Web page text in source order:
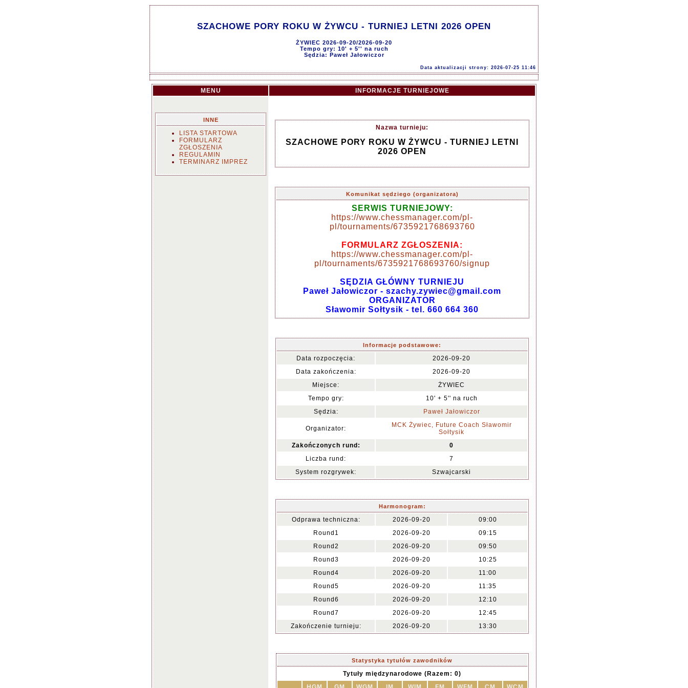
SZACHOWE PORY ROKU W ŻYWCU - TURNIEJ LETNI 2026 OPEN
ŻYWIEC 2026-09-20/2026-09-20
Tempo gry: 10' + 5'' na ruch
Sędzia: Paweł Jałowiczor
Data aktualizacji strony: 2026-07-25 11:46
MENU INFORMACJE TURNIEJOWE
INNE
LISTA STARTOWA
FORMULARZ
ZGŁOSZENIA
REGULAMIN
TERMINARZ IMPREZ
Nazwa turnieju:
SZACHOWE PORY ROKU W ŻYWCU - TURNIEJ LETNI
2026 OPEN
Komunikat sędziego (organizatora)
SERWIS TURNIEJOWY:
https://www.chessmanager.com/pl-
pl/tournaments/6735921768693760
FORMULARZ ZGŁOSZENIA:
https://www.chessmanager.com/pl-
pl/tournaments/6735921768693760/signup
SĘDZIA GŁÓWNY TURNIEJU
Paweł Jałowiczor - szachy.zywiec@gmail.com
ORGANIZATOR
Sławomir Sołtysik - tel. 660 664 360
Informacje podstawowe:
Data rozpoczęcia:
2026-09-20
Data zakończenia:
2026-09-20
Miejsce:
ŻYWIEC
Tempo gry:
10' + 5'' na ruch
Sędzia:
Paweł Jałowiczor
Organizator:
MCK Żywiec, Future Coach Sławomir
Sołtysik
Zakończonych rund:
0
Liczba rund:
7
System rozgrywek:
Szwajcarski
Harmonogram:
Odprawa techniczna: 2026-09-20
09:00
Round1
2026-09-20
09:15
Round2
2026-09-20
09:50
Round3
2026-09-20
10:25
Round4
2026-09-20
11:00
Round5
2026-09-20
11:35
Round6
2026-09-20
12:10
Round7
2026-09-20
12:45
Zakończenie turnieju:
2026-09-20 13:30
Statystyka tytułów zawodników
Tytuły międzynarodowe (Razem: 0)